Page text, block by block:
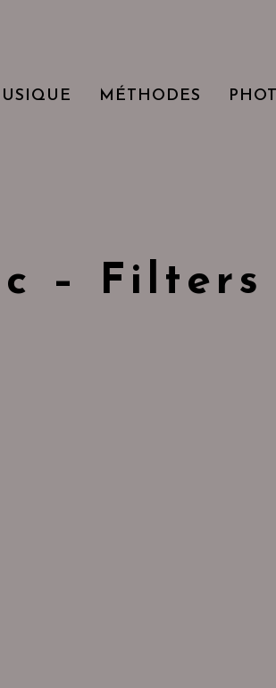
MÉTHODES
– Filters